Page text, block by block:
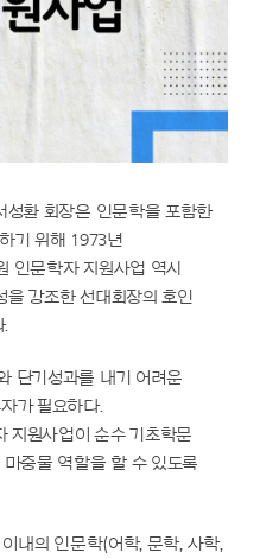
성환 회장은 인문학을 포함한
기 위해 1973년
인문학자 지원사업 역시
을 강조한 선대회장의 호인
.
단기성과를 내기 어려운
가 필요하다.
지원사업이 순수 기초학문
중물 역할을 할 수 있도록
내의 인문학(어학, 문학, 사학,